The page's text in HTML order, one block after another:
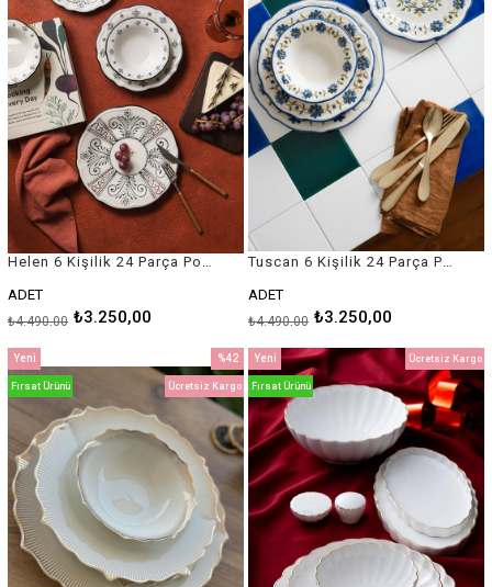
ADET
₺3.250,00
₺4.490,00
ADET
₺3.250,00
₺4.490,00
%42
İndirim
%42İndirim
Ücretsiz Kargo
Yeni
Ürün
Fırsat Ürünü
Ücretsiz Kargo
Yeni
Ürün
Fırsat Ürünü